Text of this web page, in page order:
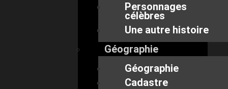
Personnages
célèbres
Une autre histoire
Géographie
Géographie
Cadastre